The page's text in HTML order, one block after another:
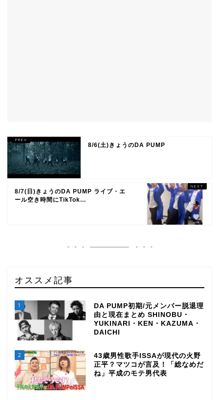
8/6(土)きょうのDA PUMP
8/7(日)きょうのDA PUMP ライブ・エ
ール空き時間にTikTok...
オススメ記事
1
DA PUMP初期/元メンバー脱退理
由と現在まとめ SHINOBU・
YUKINARI・KEN・KAZUMA・
DAICHI
2
43歳男性歌手ISSAが現代の火野
正平？マツコが言及！「総なめだ
ね」平成のモテ男代表